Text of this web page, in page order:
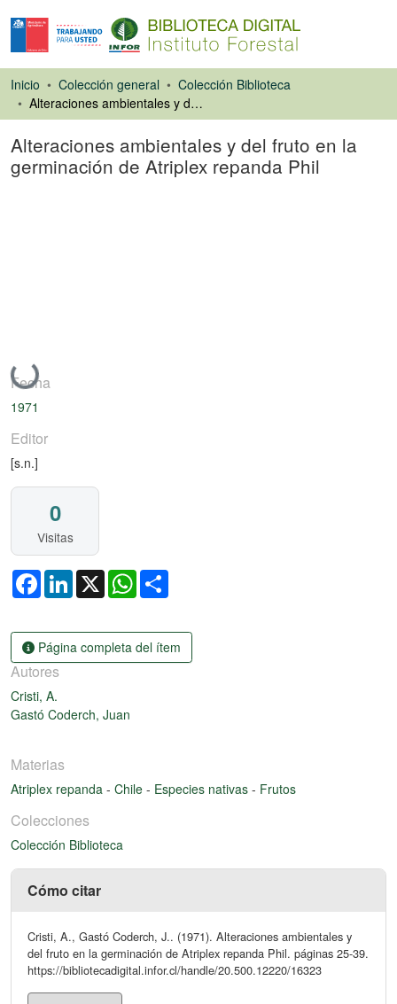
Inicio Colección general
Colección Biblioteca
Alteraciones ambientales y del fruto en la germinación de Atriplex repanda Phil
Alteraciones ambientales y del fruto en la
germinación de Atriplex repanda Phil
Cargando...
Fecha
1971
Editor
[s.n.]
0
Visitas
FacebookLinkedIn
X WhatsApp
Página completa del ítem
Autores
Cristi, A.
Gastó Coderch, Juan
Materias
Atriplex repanda - Chile - Especies nativas - Frutos
Colecciones
Colección Biblioteca
Cómo citar
Cristi, A., Gastó Coderch, J.. (1971). Alteraciones ambientales y
del fruto en la germinación de Atriplex repanda Phil. páginas 25-39.
https://bibliotecadigital.infor.cl/handle/20.500.12220/16323